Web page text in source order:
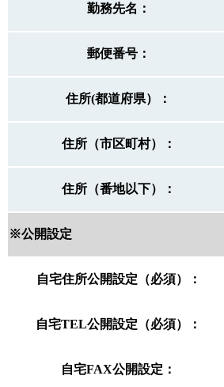
勤務先名：
郵便番号：
住所(都道府県）：
住所（市区町村）：
住所（番地以下）：
※公開設定
自宅住所公開設定（必須）：
自宅TEL公開設定（必須）：
自宅FAX公開設定：